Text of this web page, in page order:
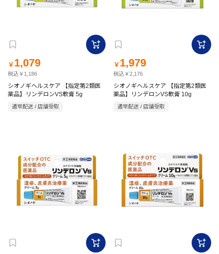
￥ 1,079
税込￥1,186
シオノギヘルスケア 【指定第2類医
薬品】リンデロンVS軟膏 5g
通常配送 / 店舗受取
￥ 1,979
税込￥2,176
シオノギヘルスケア 【指定第2類医
薬品】リンデロンVS軟膏 10g
通常配送 / 店舗受取